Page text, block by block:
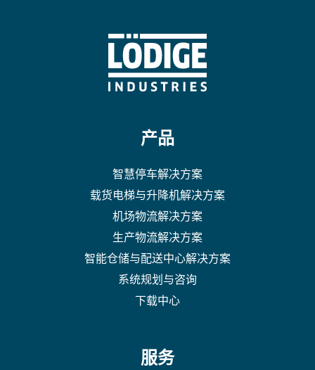
产品
智慧停车解决方案
载货电梯与升降机解决方案
机场物流解决方案
生产物流解决方案
智能仓储与配送中心解决方案
系统规划与咨询
下载中心
服务